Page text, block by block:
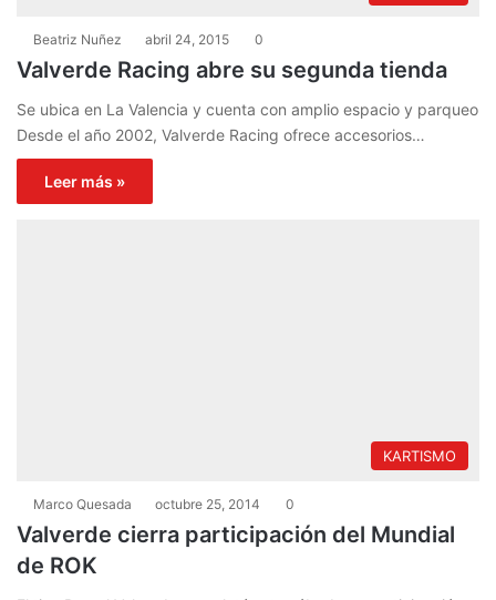
Beatriz Nuñez abril 24, 2015 0
Valverde Racing abre su segunda tienda
Se ubica en La Valencia y cuenta con amplio espacio y parqueo
Desde el año 2002, Valverde Racing ofrece accesorios…
Leer más »
KARTISMO
Marco Quesada octubre 25, 2014 0
Valverde cierra participación del Mundial
de ROK